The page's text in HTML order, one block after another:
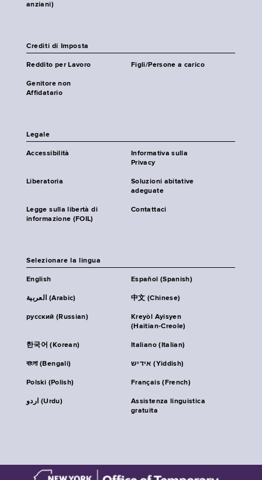
anziani)
Crediti di Imposta
Reddito per Lavoro Figli/Persone a carico
Genitore non
Affidatario
Legale
Accessibilità
Informativa sulla
Privacy
Liberatoria
Soluzioni abitative
adeguate
Legge sulla libertà di
informazione (FOIL)
Contattaci
Selezionare la lingua
English Español (Spanish)
العربية (Arabic) 中文 (Chinese)
русский (Russian)
Kreyòl Ayisyen
(Haitian-Creole)
한국어 (Korean) Italiano (Italian)
বাংলা (Bengali) אידיש (Yiddish)
Polski (Polish) Français (French)
اردو (Urdu)
Assistenza linguistica
gratuita